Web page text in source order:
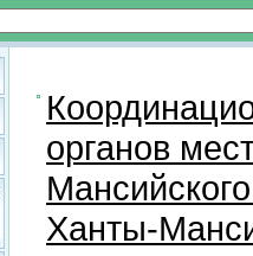
органов
Ханты-